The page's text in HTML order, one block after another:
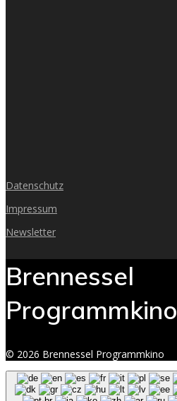
Datenschutz
Impressum
Newsletter
Brennessel
Programmkino
© 2026 Brennessel Programmkino